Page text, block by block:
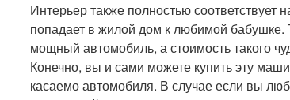
Интерьер также полностью
попадает в жилой дом к любимой
мощный автомобиль, а стоимость такого
Конечно, вы и сами можете купить эту
касаемо автомобиля. В случае если вы